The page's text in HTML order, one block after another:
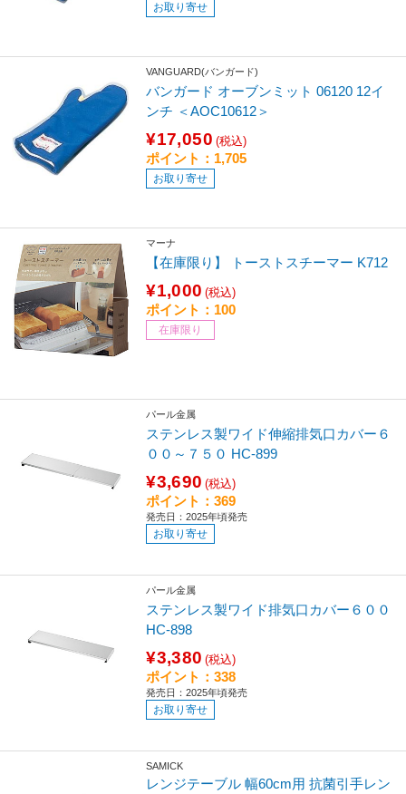
お取り寄せ
VANGUARD(バンガード)
バンガード オーブンミット 06120 12イ
ンチ ＜AOC10612＞
¥17,050 (税込)
ポイント：1,705
お取り寄せ
マーナ
【在庫限り】 トーストスチーマー K712
¥1,000 (税込)
ポイント：100
在庫限り
パール金属
ステンレス製ワイド伸縮排気口カバー６
００～７５０ HC-899
¥3,690 (税込)
ポイント：369
発売日：2025年頃発売
お取り寄せ
パール金属
ステンレス製ワイド排気口カバー６００
HC-898
¥3,380 (税込)
ポイント：338
発売日：2025年頃発売
お取り寄せ
SAMICK
レンジテーブル 幅60cm用 抗菌引手レン